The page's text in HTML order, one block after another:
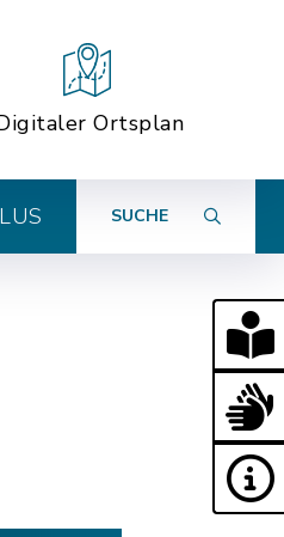
Ortsplan
SUCHE